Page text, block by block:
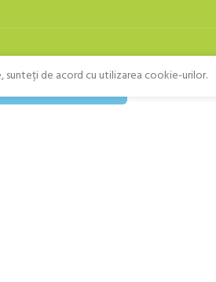
sunteți de acord cu utilizarea cookie-urilor.
din contract